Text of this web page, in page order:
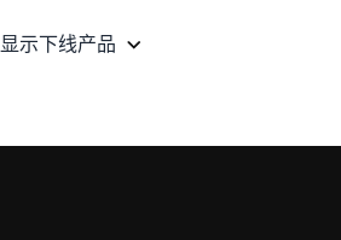
显示下线产品